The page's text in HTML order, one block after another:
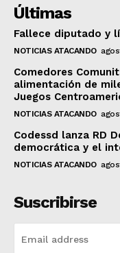
Últimas
Fallece diputado y
NOTICIAS ATACANDO
Comedores
alimentación de
Juegos
NOTICIAS ATACANDO
Codessd lanza RD
democrática y el
NOTICIAS ATACANDO
Suscribirse